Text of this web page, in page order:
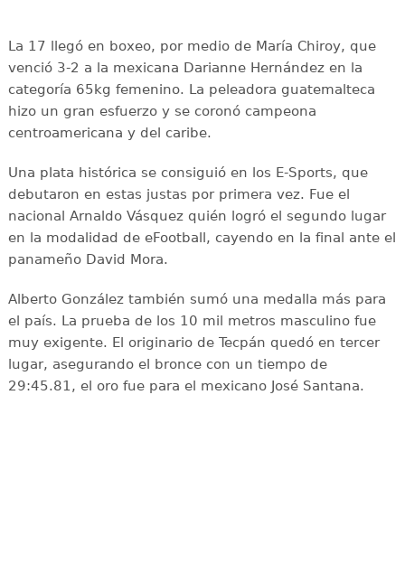
La 17 llegó en boxeo, por medio de María Chiroy, que
venció 3-2 a la mexicana Darianne Hernández en la
categoría 65kg femenino. La peleadora guatemalteca
hizo un gran esfuerzo y se coronó campeona
centroamericana y del caribe.
Una plata histórica se consiguió en los E-Sports, que
debutaron en estas justas por primera vez. Fue el
nacional Arnaldo Vásquez quién logró el segundo lugar
en la modalidad de eFootball, cayendo en la final ante el
panameño David Mora.
Alberto González también sumó una medalla más para
el país. La prueba de los 10 mil metros masculino fue
muy exigente. El originario de Tecpán quedó en tercer
lugar, asegurando el bronce con un tiempo de
29:45.81, el oro fue para el mexicano José Santana.